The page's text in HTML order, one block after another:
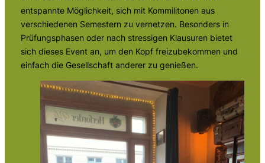
entspannte Möglichkeit, sich mit Kommilitonen aus
verschiedenen Semestern zu vernetzen. Besonders in
Prüfungsphasen oder nach stressigen Klausuren bietet
sich dieses Event an, um den Kopf freizubekommen und
einfach die Gesellschaft anderer zu genießen.